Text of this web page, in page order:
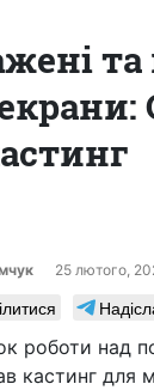
25 лютого,
роботи над
кастинг для